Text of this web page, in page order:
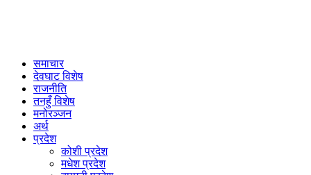
समाचार
देवघाट विशेष
राजनीति
तनहुँ विशेष
मनोरञ्जन
अर्थ
प्रदेश
कोशी प्रदेश
मधेश प्रदेश